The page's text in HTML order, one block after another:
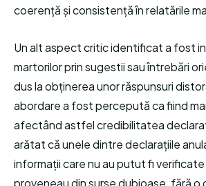
coerență și consistență în relatările
Un alt aspect critic identificat a fost
martorilor prin sugestii sau întrebări
dus la obținerea unor răspunsuri
abordare a fost percepută ca fiind
afectând astfel credibilitatea
arătat că unele dintre declarațiile
informații care nu au putut fi verificate
proveneau din surse dubioase, fără o